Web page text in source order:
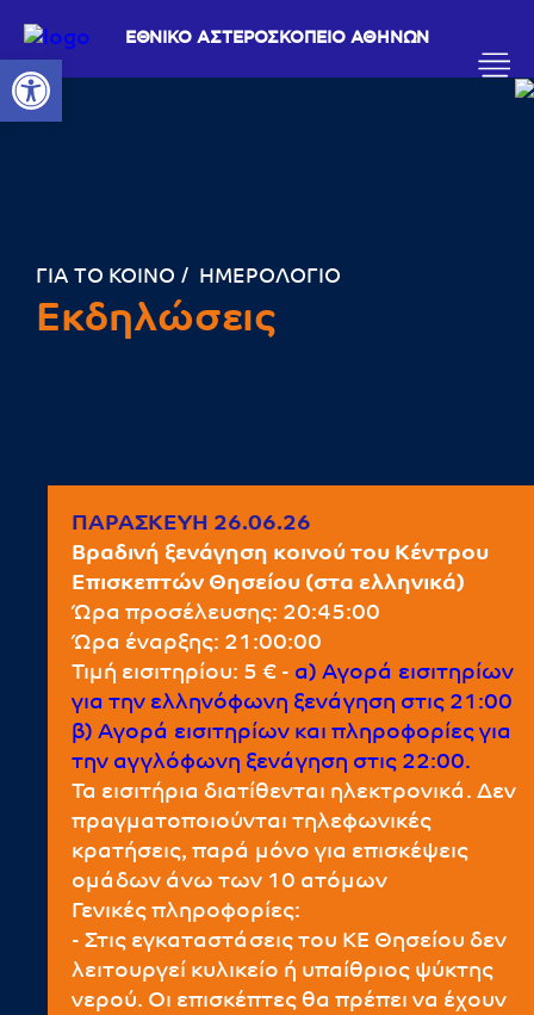
Ανοίξτε τη γραμμή εργαλείων
ΕΘΝΙΚΟ ΑΣΤΕΡΟΣΚΟΠΕΙΟ ΑΘΗΝΩΝ
ΓΙΑ ΤΟ ΚΟΙΝΟ ΗΜΕΡΟΛΟΓΙΟ
Εκδηλώσεις
ΠΑΡΑΣΚΕΥΉ 26.06.26
Βραδινή ξενάγηση κοινού του Κέντρου
Επισκεπτών Θησείου (στα ελληνικά)
Ώρα προσέλευσης: 20:45:00
Ώρα έναρξης: 21:00:00
Τιμή εισιτηρίου: 5 € - α) Αγορά εισιτηρίων
για την ελληνόφωνη ξενάγηση στις 21:00
β) Αγορά εισιτηρίων και πληροφορίες για
την αγγλόφωνη ξενάγηση στις 22:00.
Τα εισιτήρια διατίθενται ηλεκτρονικά. Δεν
πραγματοποιούνται τηλεφωνικές
κρατήσεις, παρά μόνο για επισκέψεις
ομάδων άνω των 10 ατόμων
Γενικές πληροφορίες:
- Στις εγκαταστάσεις του ΚΕ Θησείου δεν
λειτουργεί κυλικείο ή υπαίθριος ψύκτης
νερού. Οι επισκέπτες θα πρέπει να έχουν